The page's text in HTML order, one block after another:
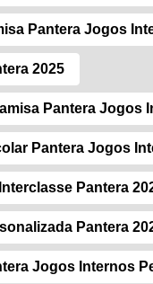
Pantera Jogos
2025
Pantera Jogos
Pantera Jogos
Pantera
Pantera
Jogos Internos